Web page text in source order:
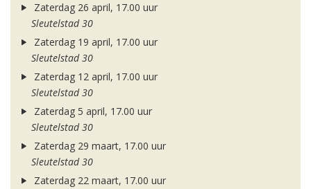
Zaterdag 26 april, 17.00 uur
Sleutelstad 30
Zaterdag 19 april, 17.00 uur
Sleutelstad 30
Zaterdag 12 april, 17.00 uur
Sleutelstad 30
Zaterdag 5 april, 17.00 uur
Sleutelstad 30
Zaterdag 29 maart, 17.00 uur
Sleutelstad 30
Zaterdag 22 maart, 17.00 uur